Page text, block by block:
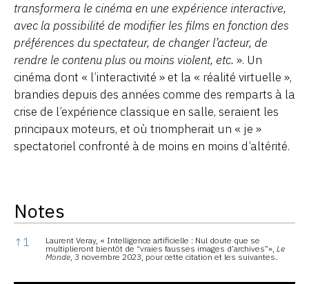
transformera le cinéma en une expérience interactive,
avec la possibilité de modifier les films en fonction des
préférences du spectateur, de changer l’acteur, de
rendre le contenu plus ou moins violent, etc. ». Un
cinéma dont « l’interactivité » et la « réalité virtuelle »,
brandies depuis des années comme des remparts à la
crise de l’expérience classique en salle, seraient les
principaux moteurs, et où triompherait un « je »
spectatoriel confronté à de moins en moins d’altérité.
Notes
Notes
↑ 1
Laurent Veray, « Intelligence artificielle : Nul doute que se
multiplieront bientôt de “vraies fausses images d’archives”», Le
Monde, 3 novembre 2023, pour cette citation et les suivantes.